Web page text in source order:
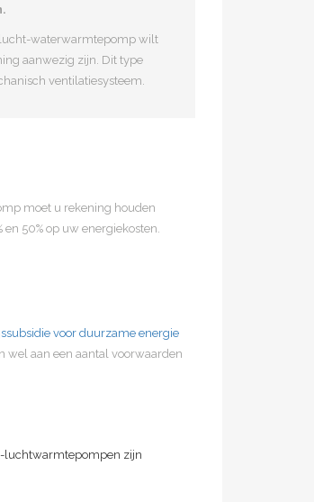
waterwarmtepomp wilt
aanwezig zijn. Dit type
ventilatiesysteem.
moet u rekening houden
50% op uw energiekosten.
voor duurzame energie
wel aan een aantal voorwaarden
luchtwarmtepompen zijn